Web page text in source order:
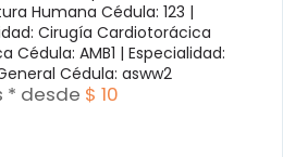
Humana Cédula: 123 |
Cirugía Cardiotorácica
Cédula: AMB1 | Especialidad:
Cédula: asww2
* desde $ 10